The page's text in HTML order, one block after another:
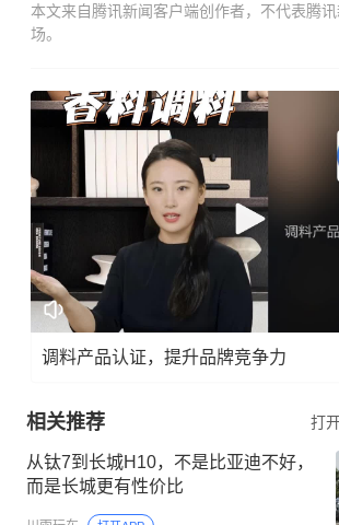
本文来自腾讯新闻客户端创作者，不代表腾
场。
调料产品认证，提升品牌竞争力
相关推荐 打
从钛7到长城H10，不是比亚迪不好，
而是长城更有性价比